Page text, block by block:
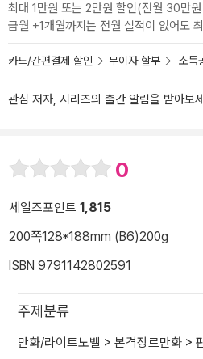
최대 1만원 또는 2만원 할인(전월 30만
급월 +1개월까지는 전월 실적이 없어도
카드/간편결제 할인 무이자 할부 소득
관심 저자, 시리즈의 출간 알림을 받아보
0
세일즈포인트 1,815
200쪽128*188mm (B6)200g
ISBN 9791142802591
주제분류
만화/라이트노벨 > 본격장르만화 >